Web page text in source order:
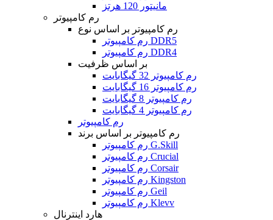
مانیتور 120 هرتز
رم کامپیوتر
رم کامپیوتر بر اساس نوع
رم کامپیوتر DDR5
رم کامپیوتر DDR4
بر اساس ظرفیت
رم کامپیوتر 32 گیگابایت
رم کامپیوتر 16 گیگابایت
رم کامپیوتر 8 گیگابایت
رم کامپیوتر 4 گیگابایت
رم کامپیوتر
رم کامپیوتر بر اساس برند
رم کامپیوتر G.Skill
رم کامپیوتر Crucial
رم کامپیوتر Corsair
رم کامپیوتر Kingston
رم کامپیوتر Geil
رم کامپیوتر Klevv
هارد اینترنال